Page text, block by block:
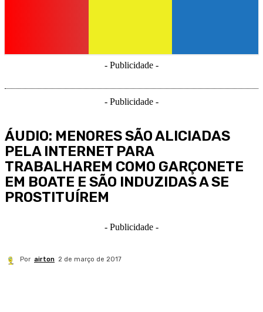
- Publicidade -
- Publicidade -
ÁUDIO: MENORES SÃO ALICIADAS
PELA INTERNET PARA
TRABALHAREM COMO GARÇONETE
EM BOATE E SÃO INDUZIDAS A SE
PROSTITUÍREM
- Publicidade -
Por airton 2 de março de 2017